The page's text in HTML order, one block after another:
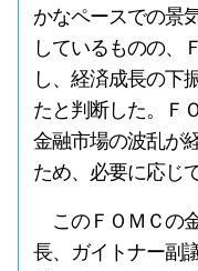
かなペースでの景
しているものの、
し、経済成長の下
たと判断した。Ｆ
金融市場の波乱が
ため、必要に応じ
このＦＯＭＣの
長、ガイトナー副